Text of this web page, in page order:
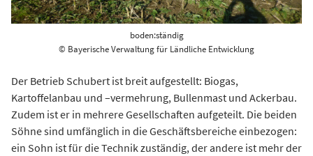
boden:ständig
© Bayerische Verwaltung für Ländliche Entwicklung
Der Betrieb Schubert ist breit aufgestellt: Biogas,
Kartoffelanbau und –vermehrung, Bullenmast und Ackerbau.
Zudem ist er in mehrere Gesellschaften aufgeteilt. Die beiden
Söhne sind umfänglich in die Geschäftsbereiche einbezogen:
ein Sohn ist für die Technik zuständig, der andere ist mehr der